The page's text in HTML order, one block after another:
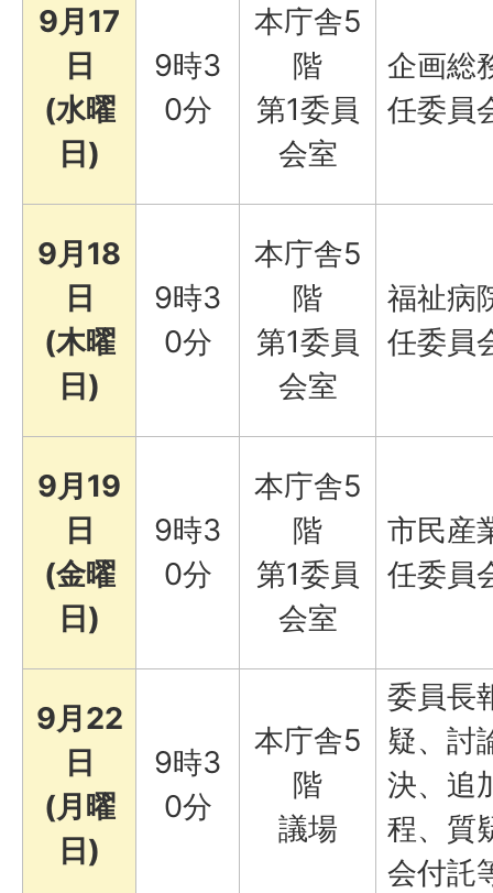
9月17
日
(水曜
日)
9時3
0分
本庁舎5
階
第1委員
会室
企画総
任委員
9月18
日
(木曜
日)
9時3
0分
本庁舎5
階
第1委員
会室
福祉病
任委員
9月19
日
(金曜
日)
9時3
0分
本庁舎5
階
第1委員
会室
市民産
任委員
9月22
日
(月曜
日)
9時3
0分
本庁舎5
階
議場
委員長
疑、討
決、追
程、質
会付託